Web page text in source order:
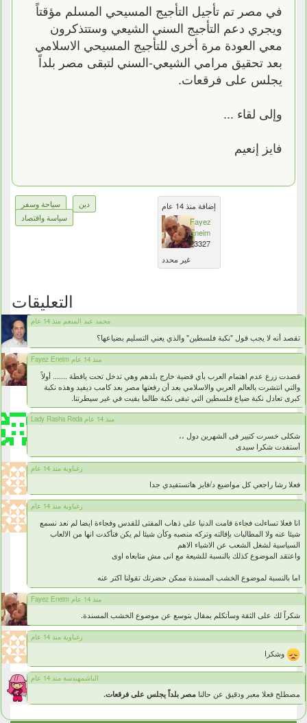
في مصر تم تأجيل التأجيج المسيحي المسلم مؤقتاً
ويجري دعم التأجيج السني الشيعي وستتذكرون
معي العودة مرة أخرى للتأجيج المسيحي اﻻسلامي
بعد تحقيق مرامي الشيعي-السني لتبقى مصر بلداً
يجلس على فرقعات.
وإلى لقاء ...
فايز إنعيم
دين
سياحة وسفر
سياسة واقتصاد
إضافة منذ 14 عام
Fayez
Eneim
23327
غير محدد
التعليقات
محمد عبد المنعم منذ 14 عام
تقصد أنه لا يجب قول "نكبة فلسطين" والذي يعني التسليم بضياعها؟
Fayez Eneim منذ 14 عام
قصدت زرع عدم اهتمام العرب بأي قضية خارج بلدهم وهي تدخل تحت يافطة ....... أوﻻً
والتي انتشرت بالعالم العربي واﻻسلامي بعد أن رفعتها مصر بعد كامب ديفيد وهذه نكبة
كبرى تعادل نكبة ضياع فلسطين التي تبقى نكبة طالما بقيت في غير سيطرتنا.
Lady Rasha Reda منذ 14 عام
شكلى خسرت كتيير فى الشهرين دول ،،
أستفدت شكرا سيدى
زغباوية منذ 14 عام
فعلا رشا راجعي كل مواضيع د/فايز هاتستفيدي جدا
زغباوية منذ 14 عام
انا فعلا تساءلت فجاءة قامت الدنيا على ذهاب المفتى للقدس وفجاءة ايضا لم نعد نسمع
شيئا عنه ولا المطالبات بإقالته وتركه منصبه وكأن شيئا لم يكن فتأكدت انها من الالعاب
السياسية لشغل الشعب عن الاشياء الاهم
واعتقد الموضوع كذلك بالنسبة للشيعة مع انى مش متابعاه اوى
اما بالنسبة لموضوع الخشب المسندة ممكن حضرتك تقولنا اكتر عنه
Fayez Eneim منذ 14 عام
شكراً لك على الثقة وسأتكلم بمقال بتوسع عن موضوع الخشب المسندة.
زغباوية منذ 14 عام
وشكرا
الباشمهندسة منذ 14 عام
مصطلح فعلا معبر ودقيق عن حالنا مصر بلداً يجلس على فرقعات.